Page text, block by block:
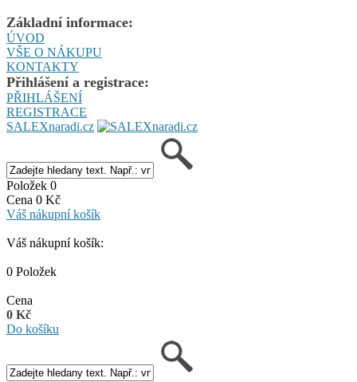
Základní informace:
ÚVOD
VŠE O NÁKUPU
KONTAKTY
Přihlášení a registrace:
PŘIHLÁŠENÍ
REGISTRACE
SALEXnaradi.cz
Položek 0
Cena 0 Kč
Váš nákupní košík
Váš nákupní košík:
0 Položek
Cena
0 Kč
Do košíku